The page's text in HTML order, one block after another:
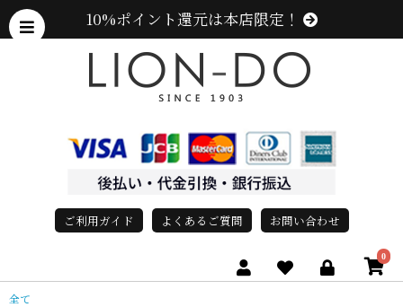
10%ポイント還元は本店限定！
ご利用ガイド よくあるご質問 お問い合わせ
0
全て